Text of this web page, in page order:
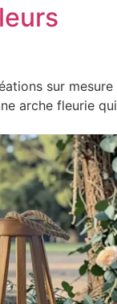
sur mesure
arche fleurie qui